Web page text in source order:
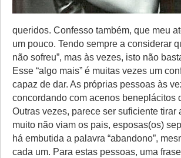
queridos. Confesso também, que meu
um pouco. Tendo sempre a considerar
não sofreu”, mas às vezes, isto não
Esse “algo mais” é muitas vezes um
capaz de dar. As próprias pessoas às
concordando com acenos beneplácitos
Outras vezes, parece ser suficiente
muito não viam os pais, esposas(os)
há embutida a palavra “abandono”,
cada um. Para estas pessoas, uma